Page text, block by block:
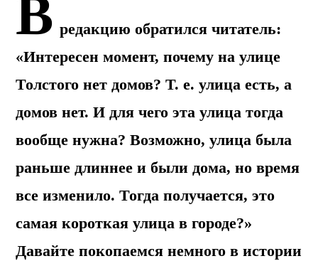
В редакцию обратился читатель:
«Интересен момент, почему на улице
Толстого нет домов? Т. е. улица есть, а
домов нет. И для чего эта улица тогда
вообще нужна? Возможно, улица была
раньше длиннее и были дома, но время
все изменило. Тогда получается, это
самая короткая улица в городе?»
Давайте покопаемся немного в истории